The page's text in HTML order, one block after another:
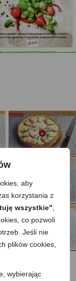
aby
korzystania z
wszystkie"
co pozwoli
Jeśli nie
plików cookies,
wybierając
Tarta francuska z cebulą i pomidorem
Zupa kurkowa z selerem i pietruszką